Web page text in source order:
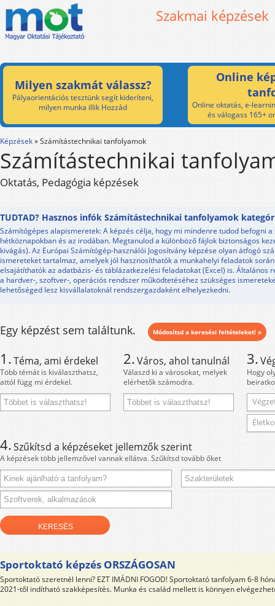
Szakmai képzések
Milyen szakmát válassz?
Pályaorientációs tesztünk segít kideríteni,
milyen munka illik Hozzád
Online
Online oktatás, e-
és válogass 165+
Képzések»Számítástechnikai tanfolyamok
Számítástechnikai
Oktatás, Pedagógia képzések
TUDTAD? Hasznos infók Számítástechnikai tanfolyamok
Számítógépes alapismeretek: A képzés célja, hogy mi mindenre tudod befogni
hétköznapokban és az irodában. Megtanulod a különböző fájlok biztonságos
kivágás). Az Európai Számítógép-használói Jogosítvány képzése olyan átfogó
ismereteket tartalmaz, amelyek jól hasznosíthatók a munkahelyi feladatok
elsajátíthatók az adatbázis- és táblázatkezelési feladatokat (Excel) is. Általános
a hardver-, szoftver-, operációs rendszer működtetéséhez szükséges
lehetőséged lesz kisvállalatoknál rendszergazdaként elhelyezkedni.
Egy képzést sem találtunk. Módosítsd a keresési feltételeket! »
1.Téma, ami érdekel
Több témát is kiválaszthatsz,
attól függ mi érdekel.
2.Város, ahol tanulnál
Válaszd ki a városokat, melyek
elérhetők számodra.
3.
Hogy
4.Szűkítsd a képzéseket jellemzők szerint
A képzések több jellemzővel vannak ellátva. Szűkítsd tovább őket
Sportoktató képzés ORSZÁGOSAN
Sportoktató szeretnél lenni? EZT IMÁDNI FOGOD! Sportoktató tanfolyam 6-8
2021-től indítható szakképesítés. Munka és család mellett is könnyen